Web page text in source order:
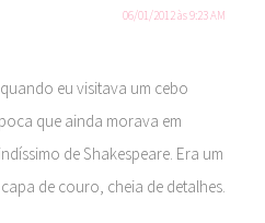
06/01/2012 às 9:23 AM
eu visitava um cebo
que ainda morava em
de Shakespeare. Era um
de couro, cheia de detalhes.